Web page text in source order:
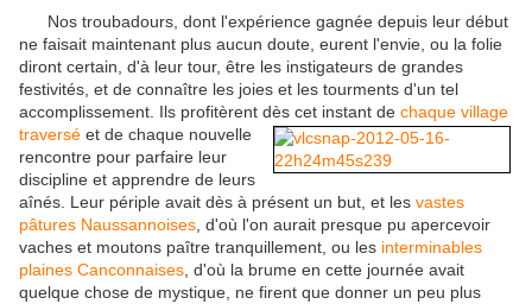
Nos troubadours, dont l'expérience gagnée depuis leur début
ne faisait maintenant plus aucun doute, eurent l'envie, ou la folie
diront certain, d'à leur tour, être les instigateurs de grandes
festivités, et de connaître les joies et les tourments d'un tel
accomplissement. Ils profitèrent dès cet instant de chaque village
traversé et de chaque nouvelle
rencontre pour parfaire leur
discipline et apprendre de leurs
aînés. Leur périple avait dès à présent un but, et les vastes
pâtures Naussannoises , d'où l'on aurait presque pu apercevoir
vaches et moutons paître tranquillement, ou les interminables
plaines Canconnaises , d'où la brume en cette journée avait
quelque chose de mystique, ne firent que donner un peu plus